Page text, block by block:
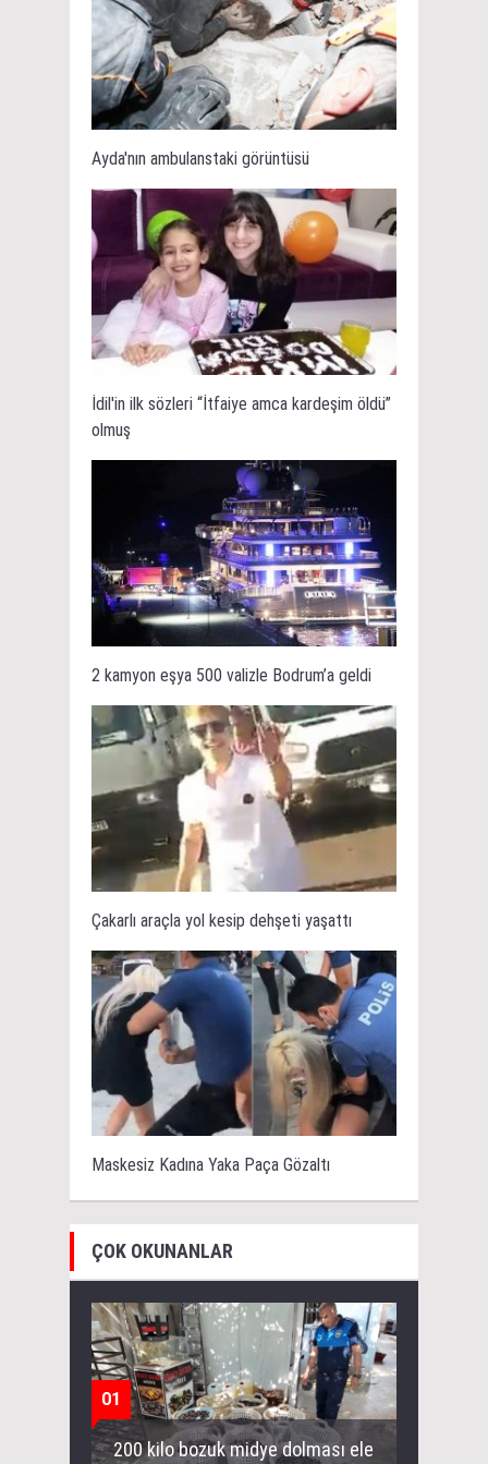
Ayda'nın ambulanstaki görüntüsü
İdil'in ilk sözleri “İtfaiye amca kardeşim öldü”
olmuş
2 kamyon eşya 500 valizle Bodrum’a geldi
Çakarlı araçla yol kesip dehşeti yaşattı
Maskesiz Kadına Yaka Paça Gözaltı
ÇOK OKUNANLAR
01
200 kilo bozuk midye dolması ele